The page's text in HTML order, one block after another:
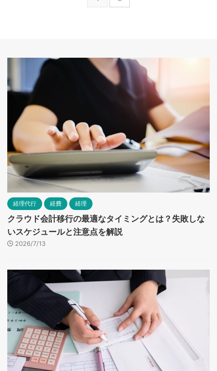
経理代行 経費 経理
クラウド会計移行の最適なタイミングとは？失敗しな
いスケジュールと注意点を解説
2026/7/13